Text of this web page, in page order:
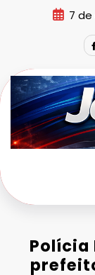
7
Polícia